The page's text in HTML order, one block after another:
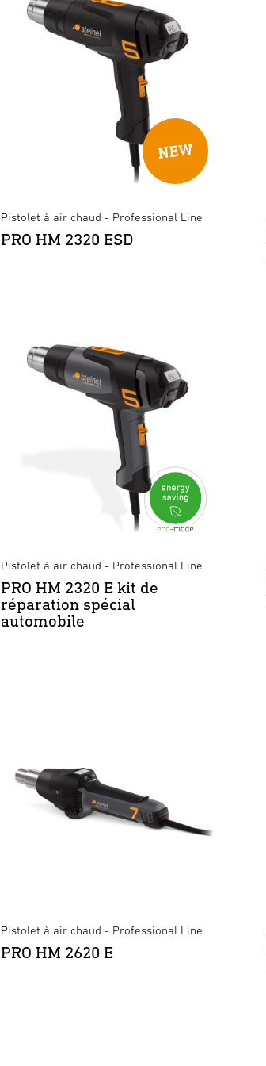
Pistolet à air chaud - Professional Line
PRO HM 2320 ESD
Pistolet à air chaud - Professional Line
PRO HM 2320 E kit de
réparation spécial
automobile
Pistolet à air chaud - Professional Line
PRO HM 2620 E